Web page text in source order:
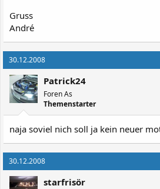
Gruss
André
30.12.2008
Patrick24
Foren As
Themenstarter
naja soviel nich soll ja kein neuer
30.12.2008
starfrisör